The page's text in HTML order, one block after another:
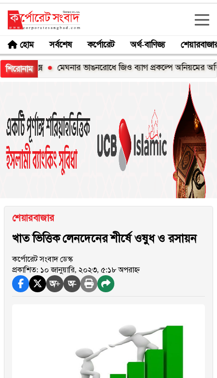
হোম সর্বশেষ কর্পোরেট অর্থ-বাণিজ্য
শিরোনামমেঘনার ভাঙনরোধে জিও ব্যাগ প্রকল্পে অনিয়মের অভিযোগ,
শেয়ারবাজার
খাত ভিত্তিক লেনদেনের শীর্ষে ওষুধ ও রসায়ন
কর্পোরেট সংবাদ ডেস্ক
প্রকাশিত: ১০ জানুয়ারি, ২০২৩, ৫:১৮ অপরাহ্ন
অ+ অ-